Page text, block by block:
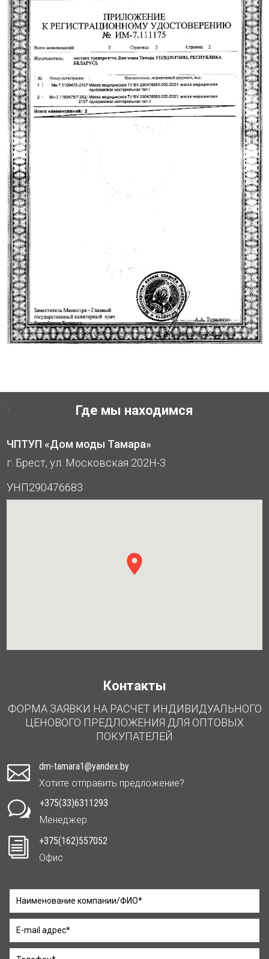
Где мы находимся
ЧПТУП «Дом моды Тамара»
г. Брест, ул. Московская 202Н-3
УНП290476683
Контакты
ФОРМА ЗАЯВКИ НА РАСЧЕТ ИНДИВИДУАЛЬНОГО
ЦЕНОВОГО ПРЕДЛОЖЕНИЯ ДЛЯ ОПТОВЫХ
ПОКУПАТЕЛЕЙ

dm-tamara1@yandex.by
Хотите отправить предложение?
w
+375(33)6311293
Менеджер
i
+375(162)557052
Офис